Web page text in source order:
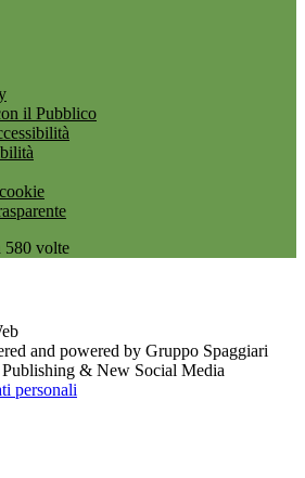
il Pubblico
580 volte
and powered by Gruppo Spaggiari
& New Social Media
personali